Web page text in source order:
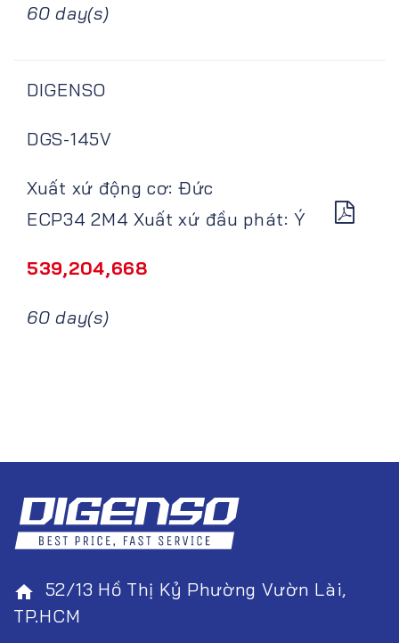
60 day(s)
DIGENSO
DGS-145V
Xuất xứ động cơ: Đức
ECP34 2M4 Xuất xứ đầu phát: Ý
539,204,668
60 day(s)
home 52/13 Hồ Thị Kỷ Phường Vườn Lài,
TP.HCM